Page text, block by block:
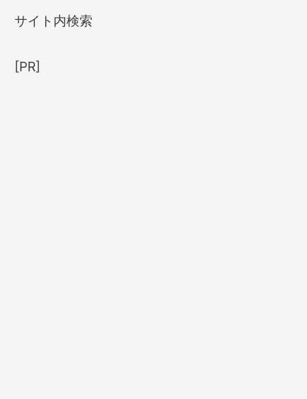
ッ
2
サイト内検索
[PR]